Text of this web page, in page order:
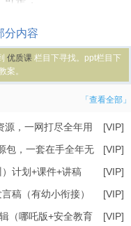
分内容
优质课 栏目下寻找。ppt栏目下
案。
「查看全部」
[VIP]
源，一网打尽全年用
[VIP]
包，一套在手全年无
[VIP]
）计划+课件+讲稿
[VIP]
稿（有幼小衔接）
[VIP]
（哪吒版+安全教育